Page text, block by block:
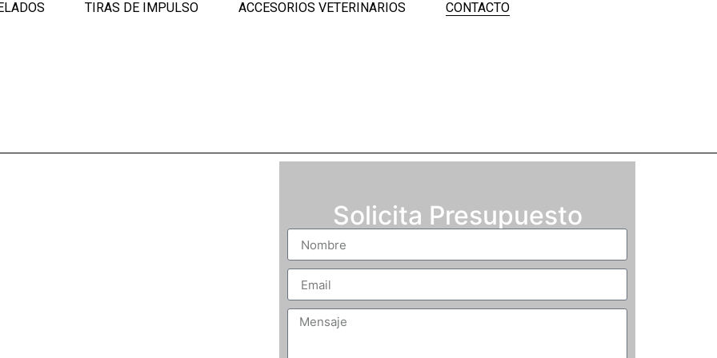
TIRAS DE IMPULSO ACCESORIOS VETERINARIOS CONTACTO
Solicita Presupuesto